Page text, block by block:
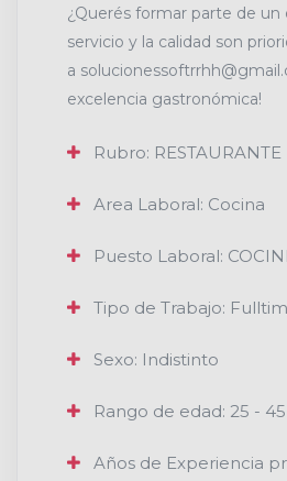
¿Querés formar parte de un
servicio y la calidad son
a
excelencia gastronómica!
Rubro:
Area Laboral: Cocina
Puesto Laboral:
Tipo de Trabajo:
Sexo: Indistinto
Rango de edad: 25 - 45
Años de Experiencia